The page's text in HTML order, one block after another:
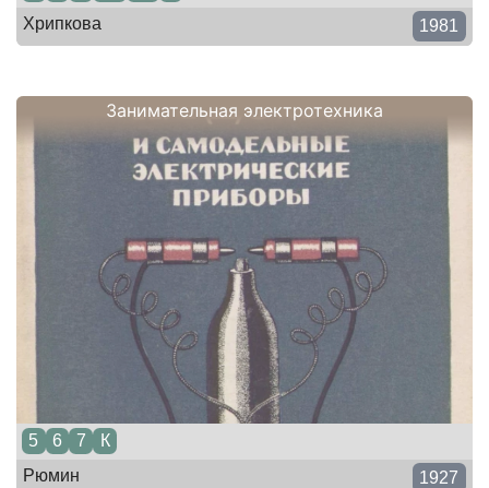
Хрипкова
1981
Занимательная электротехника
5 6 7
К
Рюмин
1927